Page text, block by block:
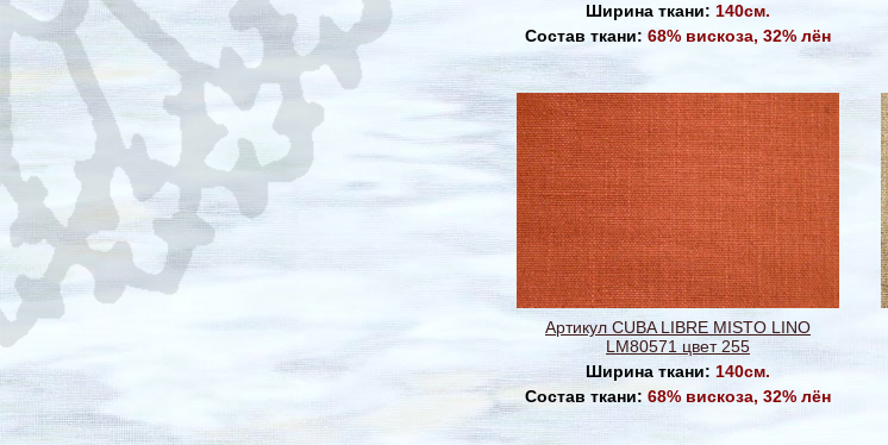
Ширина ткани: 140см.
Состав ткани: 68% вискоза, 32% лён
Артикул CUBA LIBRE MISTO LINO
LM80571 цвет 255
Ширина ткани: 140см.
Состав ткани: 68% вискоза, 32% лён